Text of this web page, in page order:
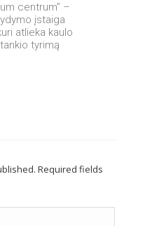
centrum” –
įstaiga
atlieka kaulo
tyrimą
Required fields